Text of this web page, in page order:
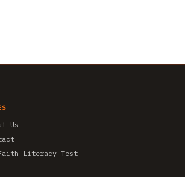
Us
Literacy Test